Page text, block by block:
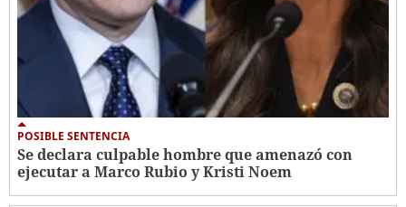
POSIBLE SENTENCIA
Se declara culpable hombre que amenazó con
ejecutar a Marco Rubio y Kristi Noem